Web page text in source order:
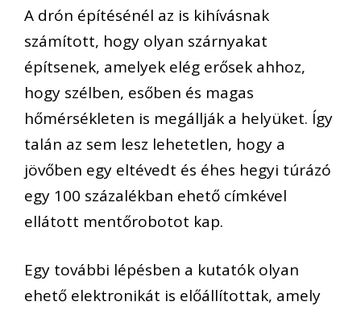
A drón építésénél az is kihívásnak
számított, hogy olyan szárnyakat
építsenek, amelyek elég erősek ahhoz,
hogy szélben, esőben és magas
hőmérsékleten is megállják a helyüket. Így
talán az sem lesz lehetetlen, hogy a
jövőben egy eltévedt és éhes hegyi túrázó
egy 100 százalékban ehető címkével
ellátott mentőrobotot kap.
Egy további lépésben a kutatók olyan
ehető elektronikát is előállítottak, amely